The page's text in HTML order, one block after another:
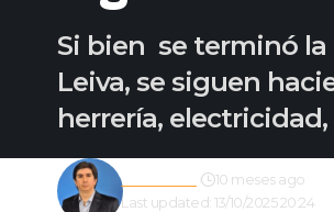
Si bien se terminó la
Leiva, se siguen
herrería,
Last updated: 13/10/2025 20:24
Redacción 10 meses ago